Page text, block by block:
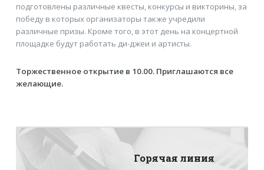
подготовлены различные квесты, конкурсы и викторины, за
победу в которых организаторы также учредили
различные призы. Кроме того, в этот день на концертной
площадке будут работать ди-джеи и артисты.
Торжественное открытие в 10.00. Приглашаются все
желающие.
Горячая линия